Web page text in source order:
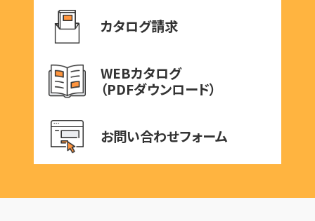
カタログ請求
WEBカタログ
（PDFダウンロード）
お問い合わせフォーム